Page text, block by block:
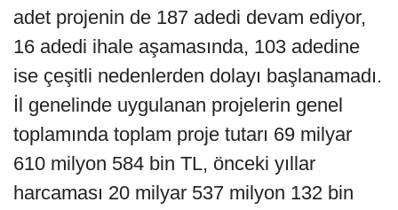
adet projenin de 187 adedi devam ediyor,
16 adedi ihale aşamasında, 103 adedine
ise çeşitli nedenlerden dolayı başlanamadı.
İl genelinde uygulanan projelerin genel
toplamında toplam proje tutarı 69 milyar
610 milyon 584 bin TL, önceki yıllar
harcaması 20 milyar 537 milyon 132 bin